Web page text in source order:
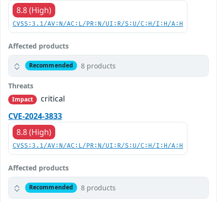
8.8 (High)
CVSS:3.1/AV:N/AC:L/PR:N/UI:R/S:U/C:H/I:H/A:H
Affected products
Recommended 8 products
Threats
Impact
critical
CVE-2024-3833
8.8 (High)
CVSS:3.1/AV:N/AC:L/PR:N/UI:R/S:U/C:H/I:H/A:H
Affected products
Recommended 8 products